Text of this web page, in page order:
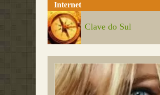
Internet
Clave do Sul